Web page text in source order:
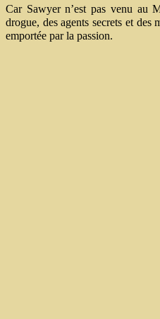
Car Sawyer n’est pas venu au
drogue, des agents secrets et des
emportée par la passion.